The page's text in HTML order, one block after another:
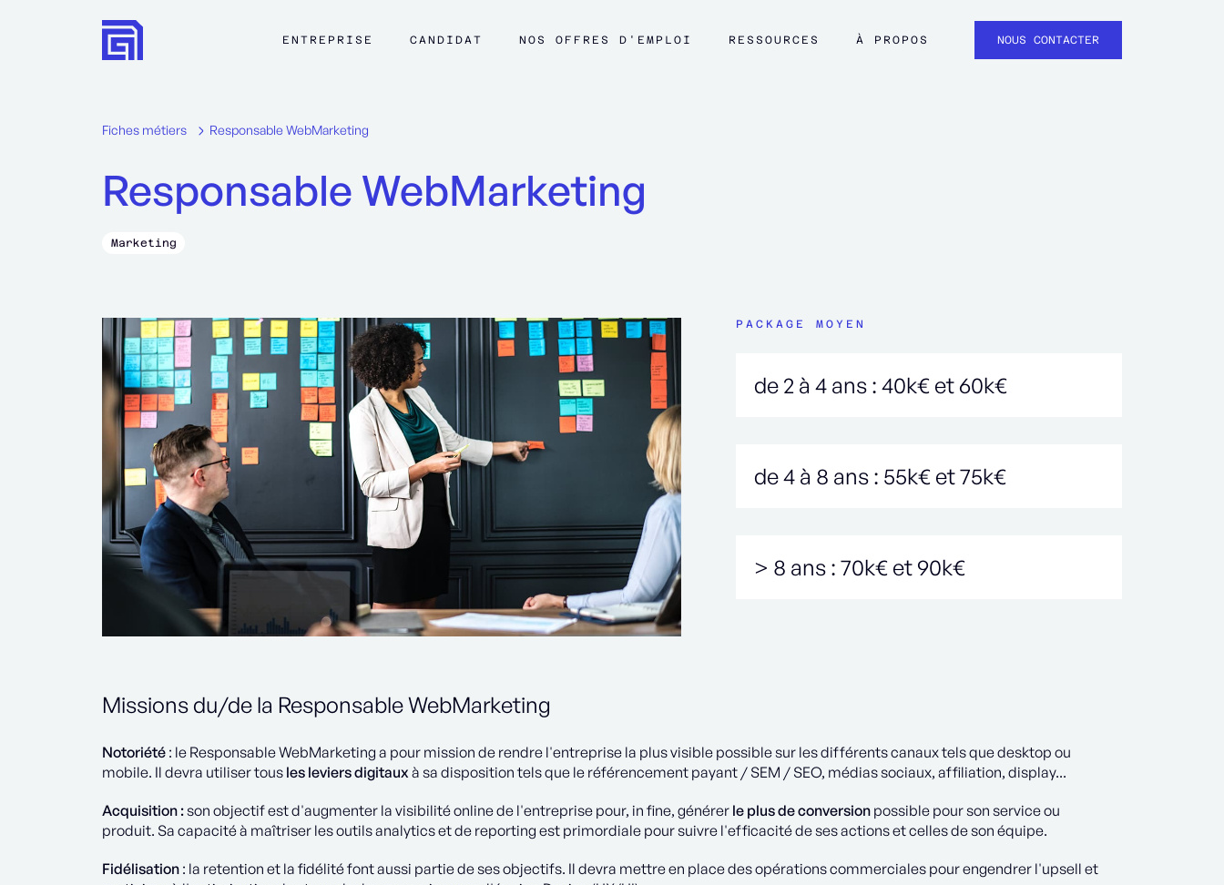
ENTREPRISE CANDIDAT NOS OFFRES D'EMPLOI RESSOURCES À PROPOS NOUS CONTACTER
Fiches métiers Responsable WebMarketing
Responsable WebMarketing
Marketing
PACKAGE MOYEN
de 2 à 4 ans : 40k€ et 60k€
de 4 à 8 ans : 55k€ et 75k€
> 8 ans : 70k€ et 90k€
Missions du/de la Responsable WebMarketing
Notoriété : le Responsable WebMarketing a pour mission de rendre l'entreprise la plus visible possible sur les différents canaux tels que desktop ou
mobile. Il devra utiliser tous les leviers digitaux à sa disposition tels que le référencement payant / SEM / SEO, médias sociaux, affiliation, display...
Acquisition :son objectif est d'augmenter la visibilité online de l'entreprise pour, in fine, générer le plus de conversion possible pour son service ou
produit. Sa capacité à maîtriser les outils analytics et de reporting est primordiale pour suivre l'efficacité de ses actions et celles de son équipe.
Fidélisation : la retention et la fidélité font aussi partie de ses objectifs. Il devra mettre en place des opérations commerciales pour engendrer l'upsell et